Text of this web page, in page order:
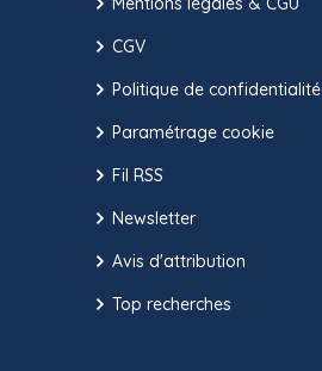
CGV
Politique de confidentialité
Paramétrage cookie
Fil RSS
Newsletter
Avis d'attribution
Top recherches